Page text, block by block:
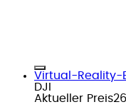
Virtual-Reality-
DJI
Aktueller Preis